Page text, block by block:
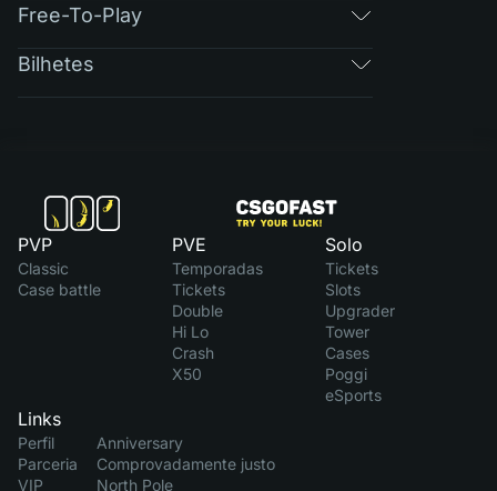
Free-To-Play
Bilhetes
PVP
Classic
Case battle
PVE
Temporadas
Tickets
Double
Hi Lo
Crash
X50
Solo
Tickets
Slots
Upgrader
Tower
Cases
Poggi
eSports
Links
Perfil
Parceria
VIP
Anniversary
Comprovadamente justo
North Pole